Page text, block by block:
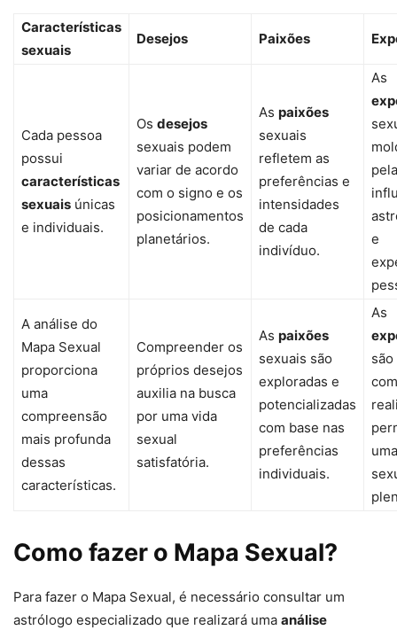
Características
sexuais
Desejos Paixões
Cada pessoa
possui
características
sexuais únicas
e individuais.
Os desejos
sexuais podem
variar de acordo
com o signo e os
posicionamentos
planetários.
As paixões
sexuais
refletem as
preferências e
intensidades
de cada
indivíduo.
As
e
A análise do
Mapa Sexual
proporciona
uma
compreensão
mais profunda
dessas
características.
Compreender os
próprios desejos
auxilia na busca
por uma vida
sexual
satisfatória.
As paixões
sexuais são
exploradas e
potencializadas
com base nas
preferências
individuais.
As
Como fazer o Mapa Sexual?
Para fazer o Mapa Sexual, é necessário consultar um
astrólogo especializado que realizará uma análise